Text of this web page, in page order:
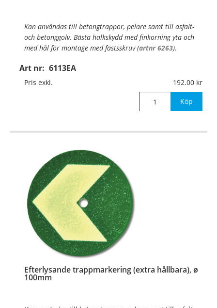
Art nr: 6113EA
Kan användas till betongtrappor, pelare samt till asfalt-
och betonggolv. Bästa halkskydd med finkorning yta och
med hål för montage med fästsskruv (artnr 6263).
Material:Efterlysande aluminium, 1,5mm
…
Pris exkl. 192.00
Köp
Efterlysande trappmarkering (extra hållbara), ø
100mm